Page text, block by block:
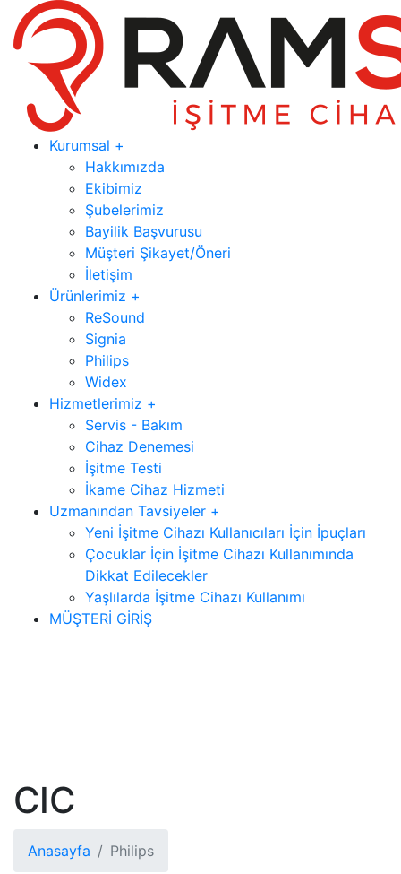
Kurumsal +
Hakkımızda
Ekibimiz
Şubelerimiz
Bayilik Başvurusu
Müşteri Şikayet/Öneri
İletişim
Ürünlerimiz +
ReSound
Signia
Philips
Widex
Hizmetlerimiz +
Servis - Bakım
Cihaz Denemesi
İşitme Testi
İkame Cihaz Hizmeti
Uzmanından Tavsiyeler +
Yeni İşitme Cihazı Kullanıcıları İçin İpuçları
Çocuklar İçin İşitme Cihazı Kullanımında
Dikkat Edilecekler
Yaşlılarda İşitme Cihazı Kullanımı
MÜŞTERİ GİRİŞ
CIC
Anasayfa Philips